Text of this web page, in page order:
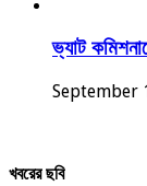
ভ্যাট
September
খবরের ছবি